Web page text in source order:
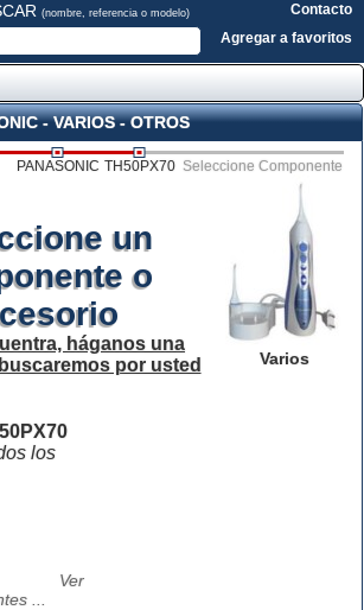
(nombre, referencia o modelo)
Contacto
Agregar a favoritos
- VARIOS - OTROS
PANASONIC TH50PX70 Seleccione Componente
Varios
un
o
háganos una
por usted
los
Ver
...